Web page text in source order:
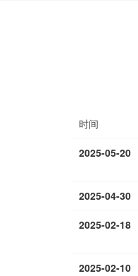
时间
2025-05-20
2025-04-30
2025-02-18
2025-02-10